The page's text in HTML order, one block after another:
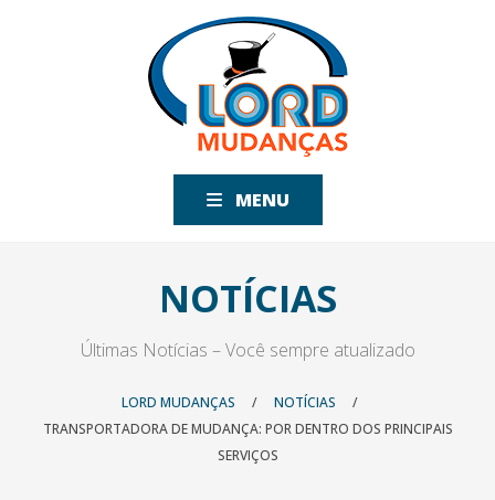
MENU
NOTÍCIAS
Últimas Notícias – Você sempre atualizado
LORD MUDANÇAS / NOTÍCIAS
/
TRANSPORTADORA DE MUDANÇA: POR DENTRO DOS PRINCIPAIS
SERVIÇOS